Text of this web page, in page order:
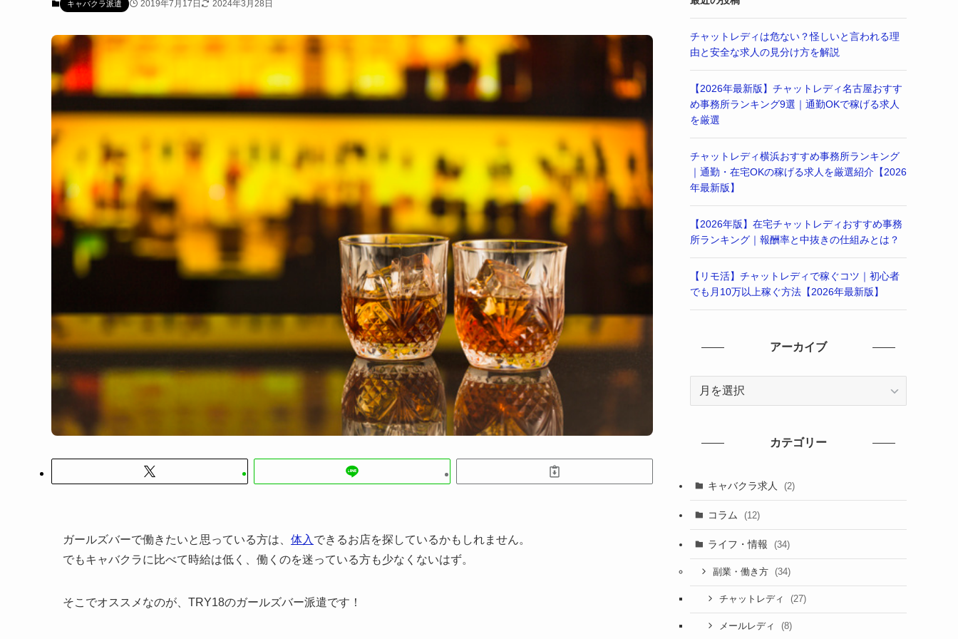
キャバクラ派遣 2019年7月17日 2024年3月28日
ガールズバーで働きたいと思っている方は、 体入 できるお店を探しているかもしれません。
でもキャバクラに比べて時給は低く、働くのを迷っている方も少なくないはず。
そこでオススメなのが、 TRY18のガールズバー派遣です ！
チャットレディは危ない？怪しいと言われる理
由と安全な求人の見分け方を解説
【2026年最新版】チャットレディ名古屋おすす
め事務所ランキング9選｜通勤OKで稼げる求人
を厳選
チャットレディ横浜おすすめ事務所ランキング
｜通勤・在宅OKの稼げる求人を厳選紹介【2026
年最新版】
【2026年版】在宅チャットレディおすすめ事務
所ランキング｜報酬率と中抜きの仕組みとは？
【リモ活】チャットレディで稼ぐコツ｜初心者
でも月10万以上稼ぐ方法【2026年最新版】
アーカイブ
カテゴリー
キャバクラ求人 (2)
コラム (12)
ライフ・情報 (34)
副業・働き方 (34)
チャットレディ (27)
メールレディ (8)